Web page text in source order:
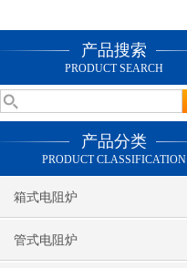
产品搜索
PRODUCT SEARCH
产品分类
PRODUCT CLASSIFICATION
箱式电阻炉
管式电阻炉